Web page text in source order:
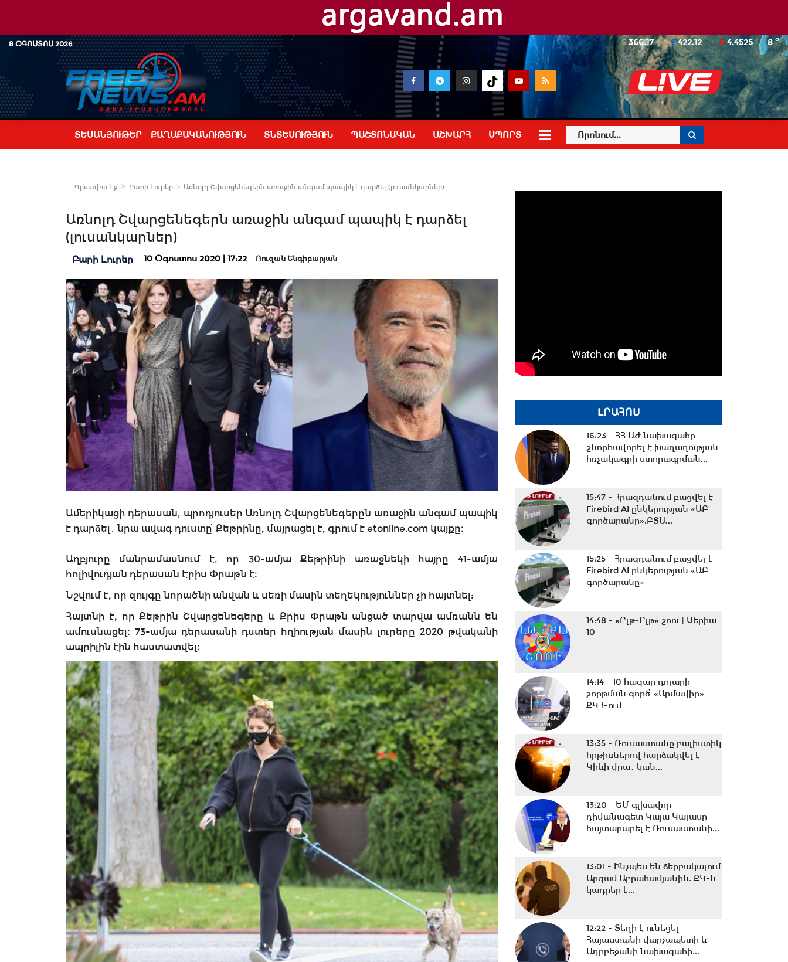
8 ՕԳՈՍՏՈՍ 2026 8o
366.17 422.12 4.4525
ՏԵՍԱՆՅՈՒԹԵՐ ՔԱՂԱՔԱԿԱՆՈՒԹՅՈՒՆ ՏՆՏԵՍՈՒԹՅՈՒՆ ՊԱՇՏՈՆԱԿԱՆ ԱՇԽԱՐՀ ՍՊՈՐՏ
Գլխավոր Էջ Բարի Լուրեր Առնոլդ Շվարցենեգերն առաջին անգամ պապիկ է դարձել (լուսանկարներ)
Առնոլդ Շվարցենեգերն առաջին անգամ պապիկ է դարձել
(լուսանկարներ)
Բարի Լուրեր 10 Օգոստոս 2020 | 17:22 Ռուզան Ենգիբարյան
Ամերիկացի դերասան, պրոդյուսեր Առնոլդ Շվարցենեգերըն առաջին անգամ պապիկ
է դարձել․ նրա ավագ դուստը՝ Քեթրինը, մայրացել է, գրում է etonline.com կայքը։
Աղբյուրը մանրամասնում է, որ 30-ամյա Քեթրինի առաջնեկի հայրը 41-ամյա
հոլիվուդյան դերասան Էրիս Փրաթն է։
Նշվում է, որ զույգը նորածնի անվան և սեռի մասին տեղեկություններ չի հայտնել:
Հայտնի է, որ Քեթրին Շվարցենեգերը և Քրիս Փրաթն անցած տարվա ամռանն են
ամուսնացել։ 73-ամյա դերասանի դստեր հղիության մասին լուրերը 2020 թվականի
ապրիլին էին հաստատվել։
ԼՐԱՀՈՍ
16:23 - ՀՀ ԱԺ նախագահը
շնորհավորել է խաղաղության
հռչակագրի ստորագրման...
15:47 - Հրազդանում բացվել է
Firebird AI ընկերության «ԱԲ
գործարանը».ԲՏԱ...
15:25 - Հրազդանում բացվել է
Firebird AI ընկերության «ԱԲ
գործարանը»
14:48 - «Բլթ-Բլթ» շոու | Սերիա
10
14:14 - 10 հազար դոլարի
շորթման գործ՝ «Արմավիր»
ՔԿՀ-ում
13:35 - Ռուսաստանը բալիստիկ
հրթիռներով հարձակվել է
Կիևի վրա․ կան...
13:20 - ԵՄ գլխավոր
դիվանագետ Կայա Կալասը
հայտարարել է Ռուսաստանի...
13:01 - Ինչպես են ձերբակալում
Արգամ Աբրահամյանին. ՔԿ-ն
կադրեր է...
12:22 - Տեղի է ունեցել
Հայաստանի վարչապետի և
Ադրբեջանի նախագահի...